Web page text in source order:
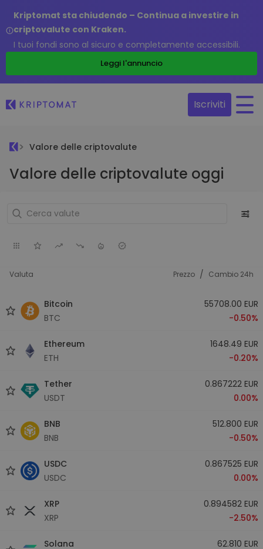
Kriptomat sta chiudendo – Continua a investire in
criptovalute con Kraken.
I tuoi fondi sono al sicuro e completamente accessibili.
Leggi l'annuncio
Iscriviti
Valore delle criptovalute
Valore delle criptovalute oggi
Valuta Prezzo / Cambio 24h
Bitcoin
BTC
55708.00 EUR
-0.50%
Ethereum
ETH
1648.49 EUR
-0.20%
Tether
USDT
0.867222 EUR
0.00%
BNB
BNB
512.800 EUR
-0.50%
USDC
USDC
0.867525 EUR
0.00%
XRP
XRP
0.894582 EUR
-2.50%
Solana
62.810 EUR